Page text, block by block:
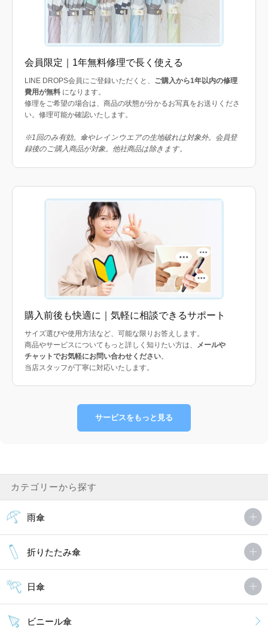
会員限定｜1年無料修理で長く使える
LINE DROPS会員にご登録いただくと、 ご購入から1年以内の修理
費用が無料 になります。
修理をご希望の場合は、商品の状態が分かるお写真をお送りくださ
い。修理可能か確認いたします。
※1回のみ有効。傘やレインウエアの生地破れは対象外。会員登
録後のご購入商品が対象。他社商品は除きます。
購入前後も快適に｜気軽に相談できるサポート
サイズ選びや使用方法など、可能な限りお答えします。
商品やサービスについてもっと詳しく知りたい方は、 メールや
チャットでお気軽にお問い合わせください。
当店スタッフが丁寧に対応いたします。
サービスをもっと見る
カテゴリーから探す
雨傘
折りたたみ傘
日傘
ビニール傘